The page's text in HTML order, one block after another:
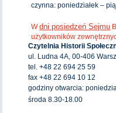
czynna: poniedziałek –
Wdni posiedzeń Sejmu
użytkowników
Czytelnia Historii
ul. Ludna 4A, 00-406
tel. +48 22 694 25 59
fax +48 22 694 10 12
godziny otwarcia:
środa 8.30-18.00